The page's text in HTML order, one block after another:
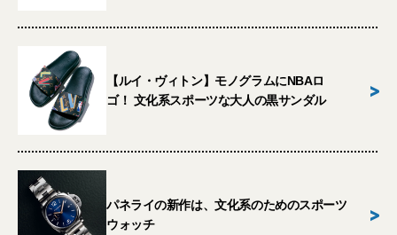
【ルイ・ヴィトン】モノグラムにNBAロ
ゴ！ 文化系スポーツな大人の黒サンダル
>
パネライの新作は、文化系のためのスポーツ
ウォッチ
>